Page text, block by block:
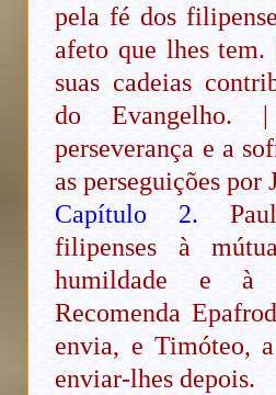
pela fé dos
afeto que lhes tem.
suas cadeias
do Evangelho.
perseverança e a
as perseguições por
Capítulo 2.
filipenses à
humildade e à
Recomenda
envia, e Timóteo,
enviar-lhes depois.